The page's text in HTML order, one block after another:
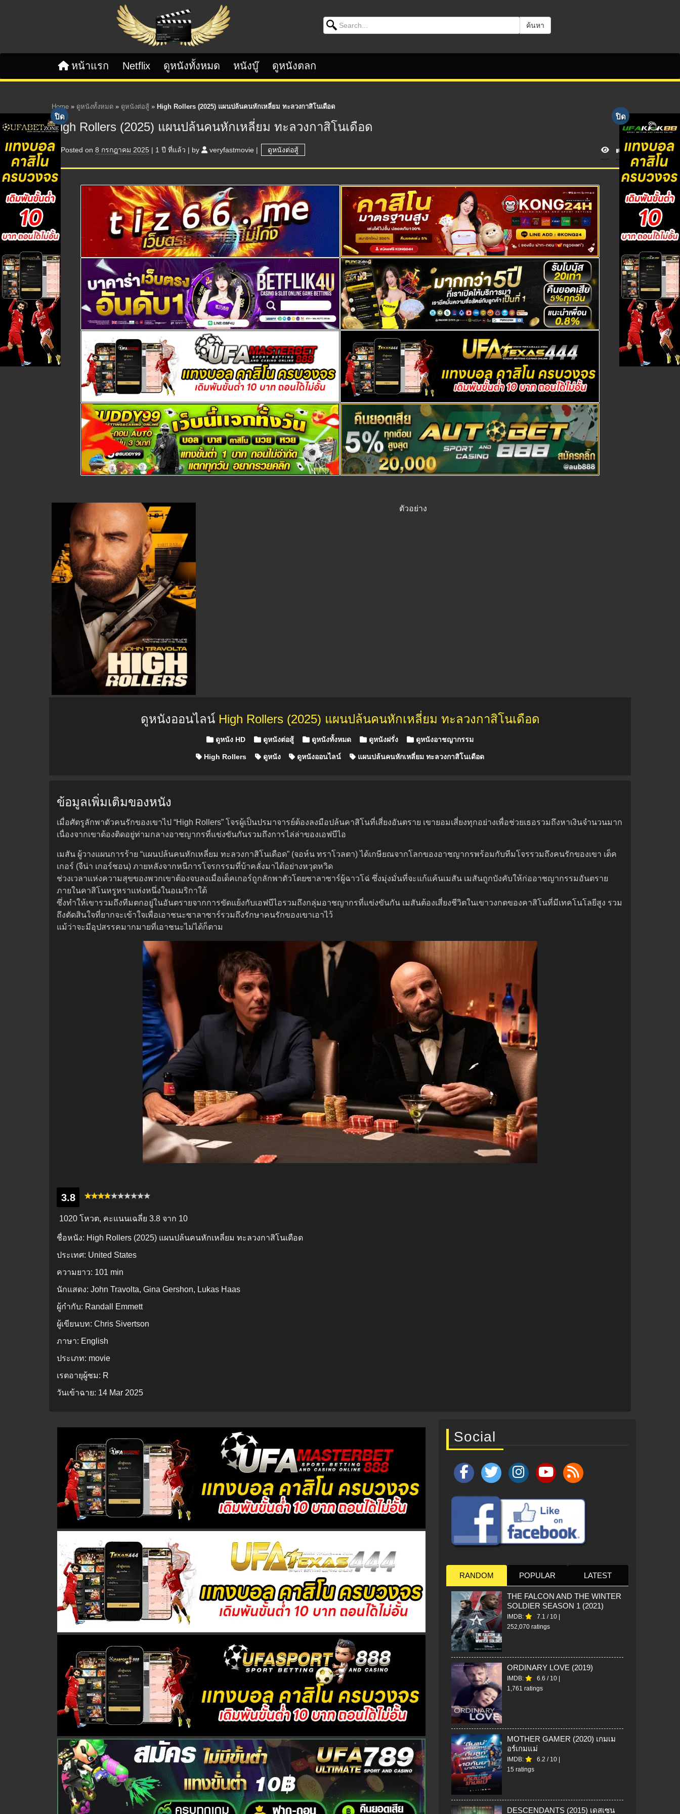
Search for: ค้นหา
หน้าแรก Netflix ดูหนังทั้งหมด หนังบู๊ ดูหนังตลก
Home » ดูหนังทั้งหมด » ดูหนังต่อสู้ » High Rollers (2025) แผนปล้นคนหักเหลี่ยม ทะลวงกาสิโนเดือด
High Rollers (2025) แผนปล้นคนหักเหลี่ยม ทะลวงกาสิโนเดือด
Posted on 8 กรกฎาคม 2025 | 1 ปี ที่แล้ว | by veryfastmovie | ดูหนังต่อสู้ V
i
ตัวอย่าง
ดูหนังออนไลน์ High Rollers (2025) แผนปล้นคนหักเหลี่ยม ทะลวงกาสิโนเดือด
Posted in
ดูหนัง HD ดูหนังต่อสู้ ดูหนังทั้งหมด ดูหนังฝรั่ง ดูหนังอาชญากรรม
High Rollers ดูหนัง ดูหนังออนไลน์ แผนปล้นคนหักเหลี่ยม ทะลวงกาสิโนเดือด
ข้อมูลเพิ่มเติมของหนัง
เมื่อศัตรูลักพาตัวคนรักของเขาไป “High Rollers” โจรผู้เป็นปรมาจารย์ต้องลงมือปล้นคาสิโนที่เสี่ยงอันตราย เขายอมเสี่ยงทุกอย่างเพื่อช่วยเธอรวมถึงหาเงินจำนวนมาก
เนื่องจากเขาต้องติดอยู่ท่ามกลางอาชญากรที่แข่งขันกันรวมถึงการไล่ล่าของเอฟบีไอ
เมสัน ผู้วางแผนการร้าย “แผนปล้นคนหักเหลี่ยม ทะลวงกาสิโนเดือด” (จอห์น ทราโวลตา) ได้เกษียณจากโลกของอาชญากรพร้อมกับทีมโจรรวมถึงคนรักของเขา เด็ค
เกอร์ (จีน่า เกอร์ชอน) ภายหลังจากหนีการโจรกรรมที่บ้าคลั่งมาได้อย่างหวุดหวิด
ช่วงเวลาแห่งความสุขของพวกเขาต้องจบลงเมื่อเด็คเกอร์ถูกลักพาตัวโดยซาลาซาร์ผู้ฉาวโฉ่ ซึ่งมุ่งมั่นที่จะแก้แค้นเมสัน เมสันถูกบังคับให้ก่ออาชญากรรมอันตราย
ภายในคาสิโนหรูหราแห่งหนึ่งในอเมริกาใต้
ซึ่งทำให้เขารวมถึงทีมตกอยู่ในอันตรายจากการขัดแย้งกับเอฟบีไอรวมถึงกลุ่มอาชญากรที่แข่งขันกัน เมสันต้องเสี่ยงชีวิตในเขาวงกตของคาสิโนที่มีเทคโนโลยีสูง รวม
ถึงตัดสินใจที่ยากจะเข้าใจเพื่อเอาชนะซาลาซาร์รวมถึงรักษาคนรักของเขาเอาไว้
แม้ว่าจะมีอุปสรรคมากมายที่เอาชนะไม่ได้ก็ตาม
3.8
1020 โหวต, คะแนนเฉลี่ย 3.8 จาก 10
ชื่อหนัง: High Rollers (2025) แผนปล้นคนหักเหลี่ยม ทะลวงกาสิโนเดือด
ประเทศ: United States
ความยาว: 101 min
นักแสดง: John Travolta, Gina Gershon, Lukas Haas
ผู้กำกับ: Randall Emmett
ผู้เขียนบท: Chris Sivertson
ภาษา: English
ประเภท: movie
เรตอายุผู้ชม: R
วันเข้าฉาย: 14 Mar 2025
Social
RANDOM POPULAR LATEST
THE FALCON AND THE WINTER
SOLDIER SEASON 1 (2021)
IMDB: 7.1 / 10
252,070 ratings
ORDINARY LOVE (2019)
IMDB: 6.6 / 10
1,761 ratings
MOTHER GAMER (2020) เกมเม
อร์เกมแม่
IMDB: 6.2 / 10
15 ratings
DESCENDANTS (2015) เดสเซน